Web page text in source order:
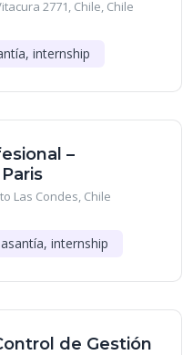
2771, Chile, Chile
internship
–
Las Condes, Chile
internship
de Gestión